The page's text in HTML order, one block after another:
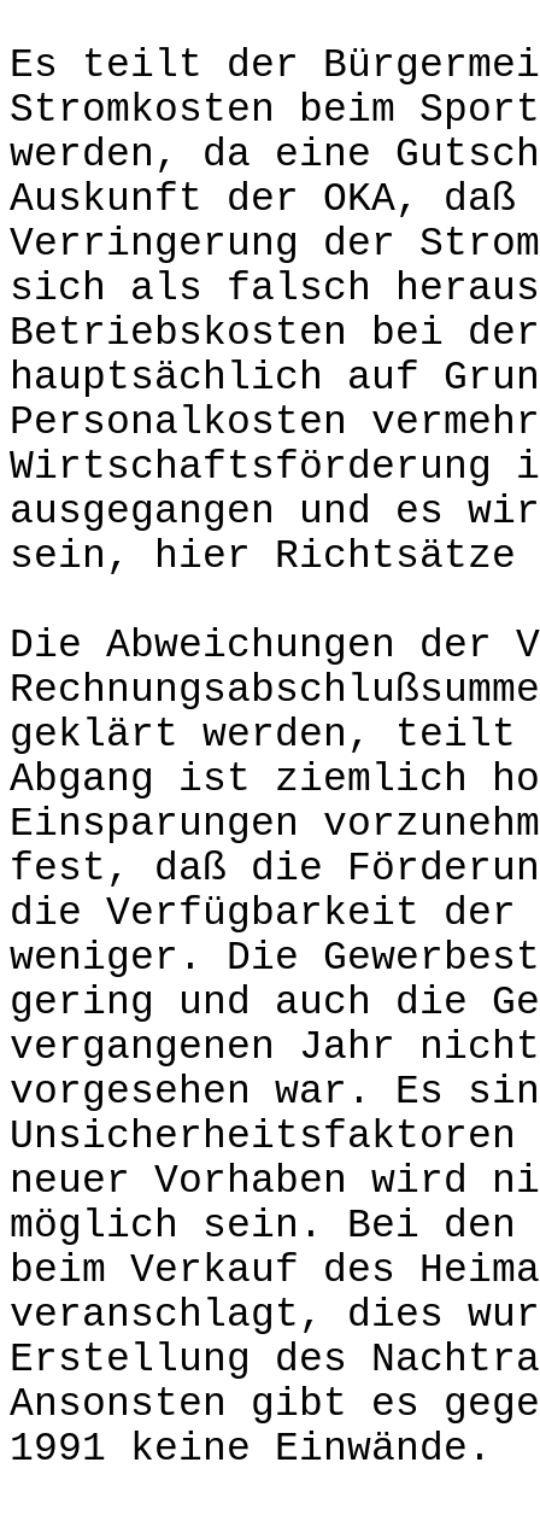
Es teilt der
Stromkosten beim
werden, da eine
Auskunft der OKA,
Verringerung der
sich als falsch
Betriebskosten bei
hauptsächlich auf
Personalkosten
Wirtschaftsförderung
ausgegangen und es
sein, hier Richtsätze
Die Abweichungen der
geklärt werden, teilt
Abgang ist ziemlich
Einsparungen
fest, daß die
die Verfügbarkeit
weniger. Die
gering und auch die
vergangenen Jahr
vorgesehen war. Es
neuer Vorhaben wird
möglich sein. Bei den
beim Verkauf des
veranschlagt, dies
Erstellung des
Ansonsten gibt es
1991 keine Einwände.